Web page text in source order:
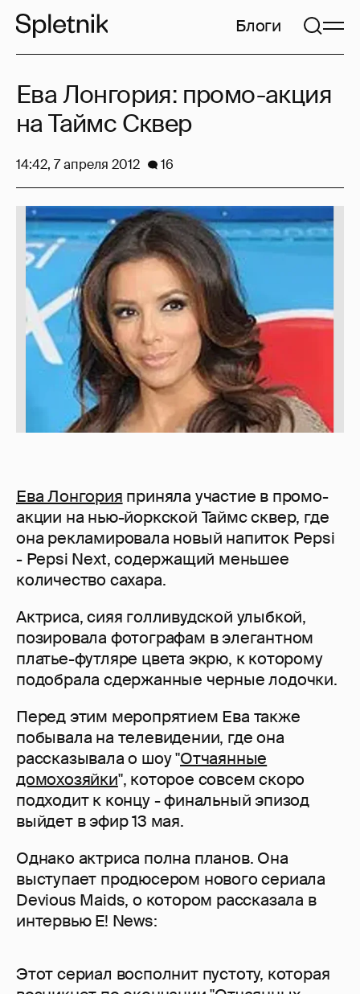
Блоги
Ева Лонгория приняла участие в промо-
акции на нью-йоркской Таймс сквер, где
она рекламировала новый напиток Pepsi
- Pepsi Next, содержащий меньшее
количество сахара.
Актриса, сияя голливудской улыбкой,
позировала фотографам в элегантном
платье-футляре цвета экрю, к которому
подобрала сдержанные черные лодочки.
Перед этим меропрятием Ева также
побывала на телевидении, где она
рассказывала о шоу "Отчаянные
домохозяйки", которое совсем скоро
подходит к концу - финальный эпизод
выйдет в эфир 13 мая.
Однако актриса полна планов. Она
выступает продюсером нового сериала
Devious Maids, о котором рассказала в
интервью E! News:
Этот сериал восполнит пустоту, которая
Ева Лонгория: промо-акция
на Таймс Сквер
14:42, 7 апреля 2012 16